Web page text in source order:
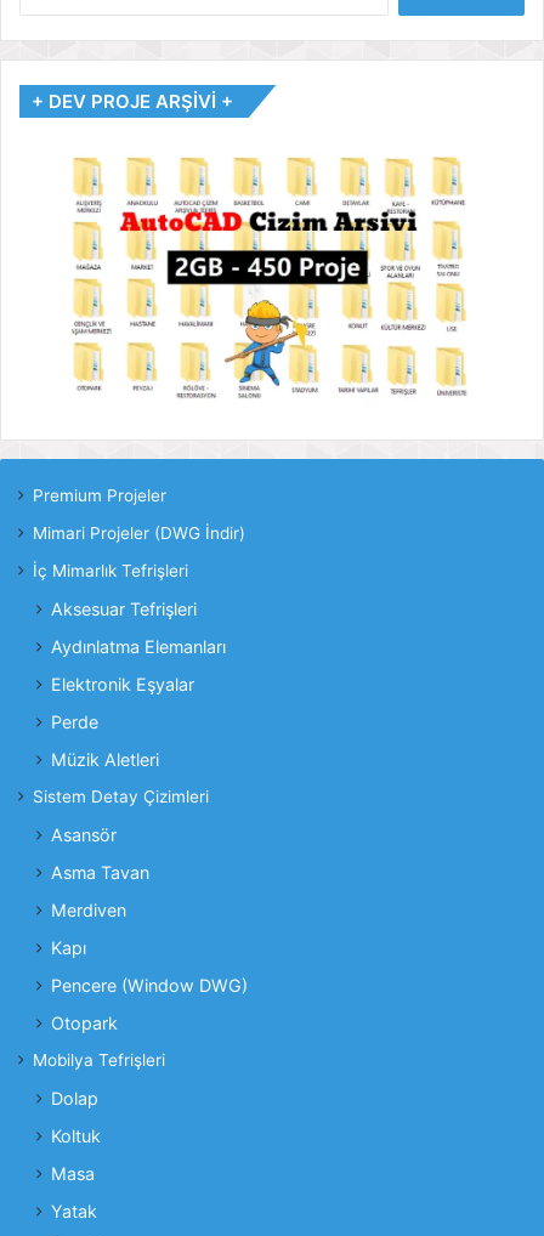
+ DEV PROJE ARŞİVİ +
Premium Projeler
Mimari Projeler (DWG İndir)
İç Mimarlık Tefrişleri
Aksesuar Tefrişleri
Aydınlatma Elemanları
Elektronik Eşyalar
Perde
Müzik Aletleri
Sistem Detay Çizimleri
Asansör
Asma Tavan
Merdiven
Kapı
Pencere (Window DWG)
Otopark
Mobilya Tefrişleri
Dolap
Koltuk
Masa
Yatak